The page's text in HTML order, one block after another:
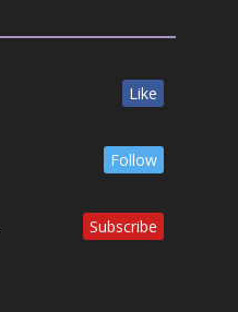
Like
Follow
Subscribe